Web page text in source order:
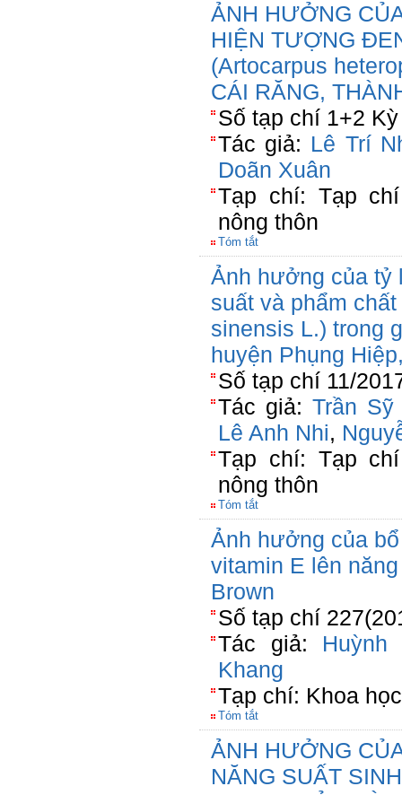
ẢNH HƯỞNG
HIỆN TƯỢNG
(Artocarpus
CÁI RĂNG,
Số tạp chí 1+2
Tác giả: Lê Trí
Doãn Xuân
Tạp chí: Tạp
nông thôn
Tóm tắt
Ảnh hưởng của tỷ
suất và phẩm
sinensis L.) trong
huyện Phụng
Số tạp chí 11/
Tác giả:Trần Sỹ
Lê Anh Nhi,
Tạp chí: Tạp
nông thôn
Tóm tắt
Ảnh hưởng của
vitamin E lên
Brown
Số tạp chí
Tác giả: Huỳnh
Khang
Tạp chí: Khoa
Tóm tắt
ẢNH HƯỞNG
NĂNG SUẤT